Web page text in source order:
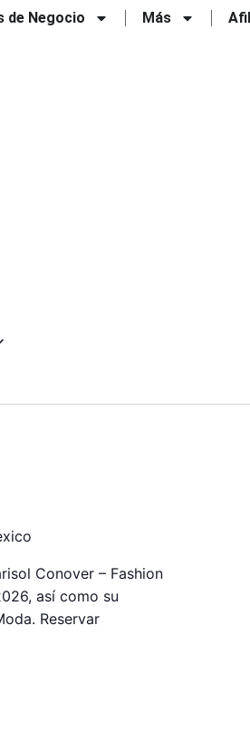
de Negocio Más
Conover – Fashion
así como su
Reservar